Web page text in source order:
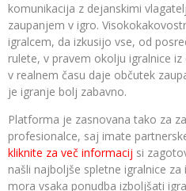
komunikacija z dejanskimi
zaupanjem v igro.
igralcem, da izkusijo vse, od
rulete, v pravem okolju igralnice
v realnem času daje občutek
je igranje bolj zabavno.
Platforma je zasnovana tako za
profesionalce, saj imate
kliknite za več informacij si
našli najboljše spletne igralnice
mora vsaka ponudba izboljšati